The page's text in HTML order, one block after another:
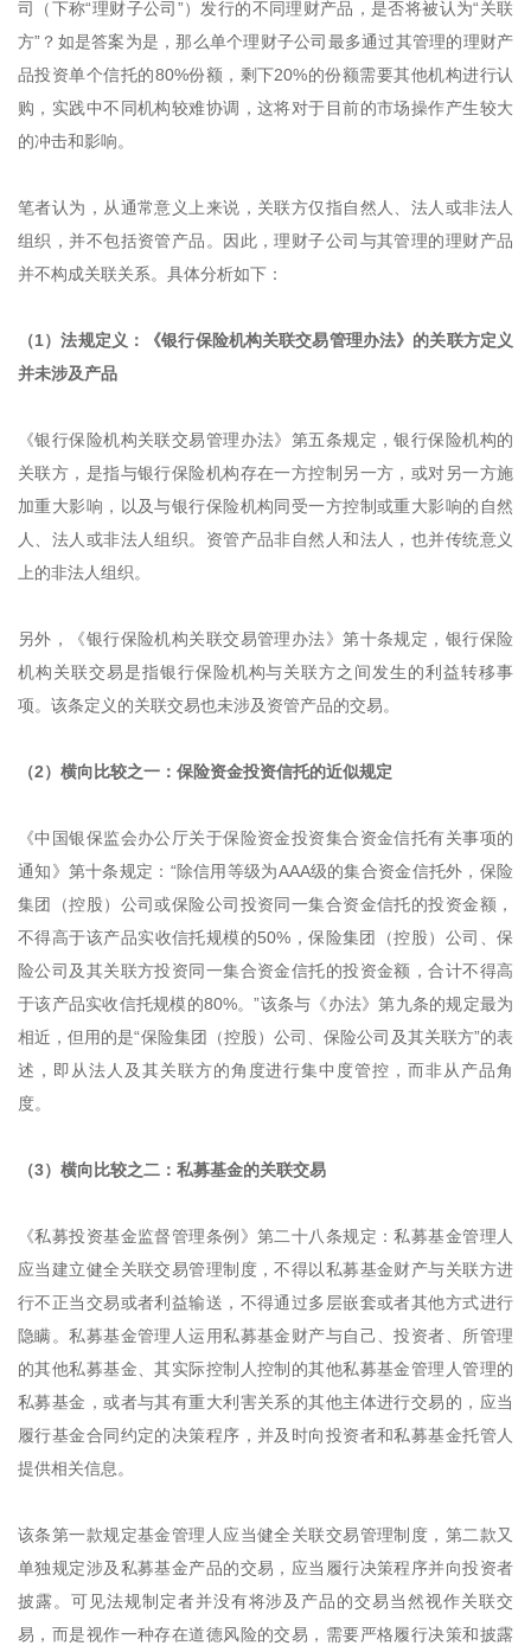
司（下称“理财子公司”）发行的不同理财产品，是否将被认为“关联
方”？如是答案为是，那么单个理财子公司最多通过其管理的理财产
品投资单个信托的80%份额，剩下20%的份额需要其他机构进行认
购，实践中不同机构较难协调，这将对于目前的市场操作产生较大
的冲击和影响。
笔者认为，从通常意义上来说，关联方仅指自然人、法人或非法人
组织，并不包括资管产品。因此，理财子公司与其管理的理财产品
并不构成关联关系。具体分析如下：
（1）法规定义：《银行保险机构关联交易管理办法》的关联方定义
并未涉及产品
《银行保险机构关联交易管理办法》第五条规定，银行保险机构的
关联方，是指与银行保险机构存在一方控制另一方，或对另一方施
加重大影响，以及与银行保险机构同受一方控制或重大影响的自然
人、法人或非法人组织。资管产品非自然人和法人，也并传统意义
上的非法人组织。
另外，《银行保险机构关联交易管理办法》第十条规定，银行保险
机构关联交易是指银行保险机构与关联方之间发生的利益转移事
项。该条定义的关联交易也未涉及资管产品的交易。
（2）横向比较之一：保险资金投资信托的近似规定
《中国银保监会办公厅关于保险资金投资集合资金信托有关事项的
通知》第十条规定：“除信用等级为AAA级的集合资金信托外，保险
集团（控股）公司或保险公司投资同一集合资金信托的投资金额，
不得高于该产品实收信托规模的50%，保险集团（控股）公司、保
险公司及其关联方投资同一集合资金信托的投资金额，合计不得高
于该产品实收信托规模的80%。”该条与《办法》第九条的规定最为
相近，但用的是“保险集团（控股）公司、保险公司及其关联方”的表
述，即从法人及其关联方的角度进行集中度管控，而非从产品角
度。
（3）横向比较之二：私募基金的关联交易
《私募投资基金监督管理条例》第二十八条规定：私募基金管理人
应当建立健全关联交易管理制度，不得以私募基金财产与关联方进
行不正当交易或者利益输送，不得通过多层嵌套或者其他方式进行
隐瞒。私募基金管理人运用私募基金财产与自己、投资者、所管理
的其他私募基金、其实际控制人控制的其他私募基金管理人管理的
私募基金，或者与其有重大利害关系的其他主体进行交易的，应当
履行基金合同约定的决策程序，并及时向投资者和私募基金托管人
提供相关信息。
该条第一款规定基金管理人应当健全关联交易管理制度，第二款又
单独规定涉及私募基金产品的交易，应当履行决策程序并向投资者
披露。可见法规制定者并没有将涉及产品的交易当然视作关联交
易，而是视作一种存在道德风险的交易，需要严格履行决策和披露